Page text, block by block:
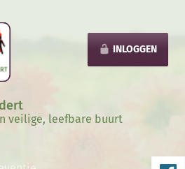
INLOGGEN
veilige, leefbare buurt